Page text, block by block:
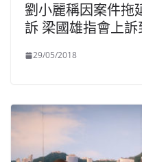
劉小麗稱因案件拖
訴 梁國雄指會上訴
29/05/2018